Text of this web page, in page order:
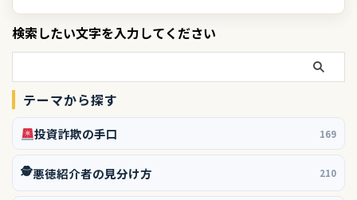
検索したい文字を入力してください
テーマから探す
投資詐欺の手口 169
🕵️悪徳紹介者の見分け方 210